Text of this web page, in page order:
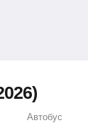
Автобус